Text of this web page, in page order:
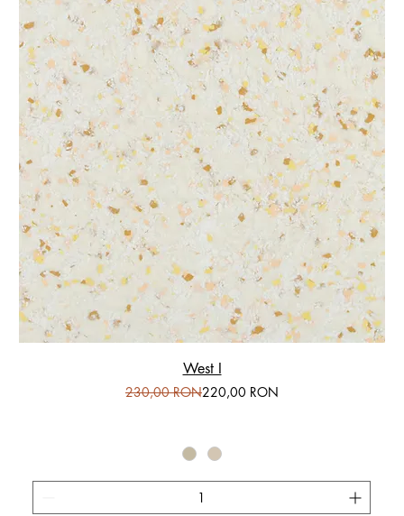
West I
Preț normal
230,00 RONPreț redus
220,00 RON